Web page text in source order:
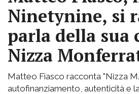
Ninetynine, si
parla della sua
Nizza
Matteo Fiasco racconta "Nizza
autofinanziamento, autenticità e